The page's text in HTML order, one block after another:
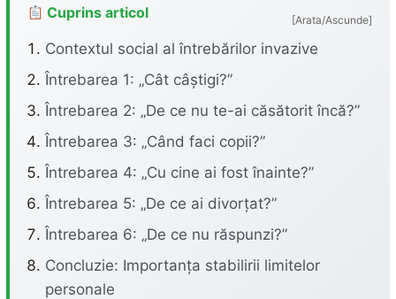
Cuprins articol [Arata/Ascunde]
Contextul social al întrebărilor invazive
Întrebarea 1: „Cât câștigi?”
Întrebarea 2: „De ce nu te-ai căsătorit încă?”
Întrebarea 3: „Când faci copii?”
Întrebarea 4: „Cu cine ai fost înainte?”
Întrebarea 5: „De ce ai divorțat?”
Întrebarea 6: „De ce nu răspunzi?”
Concluzie: Importanța stabilirii limitelor
personale